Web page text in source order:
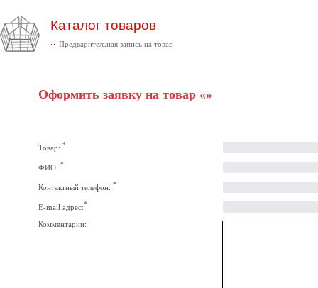
Каталог товаров
Предварительная запись на товар
Оформить заявку на товар «»
Товар: *
ФИО: *
Контактный телефон: *
E-mail адрес:*
Комментарии: